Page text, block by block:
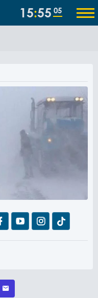
15 55 05